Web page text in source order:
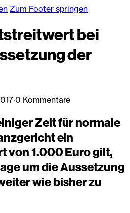
Zum Footer springen
bei
der
·0 Kommentare
Zeit für normale
ein
von 1.000 Euro gilt,
um die Aussetzung
wie bisher zu